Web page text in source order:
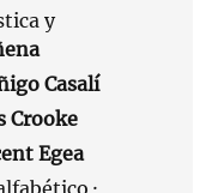
y
Casalí
Crooke
Egea